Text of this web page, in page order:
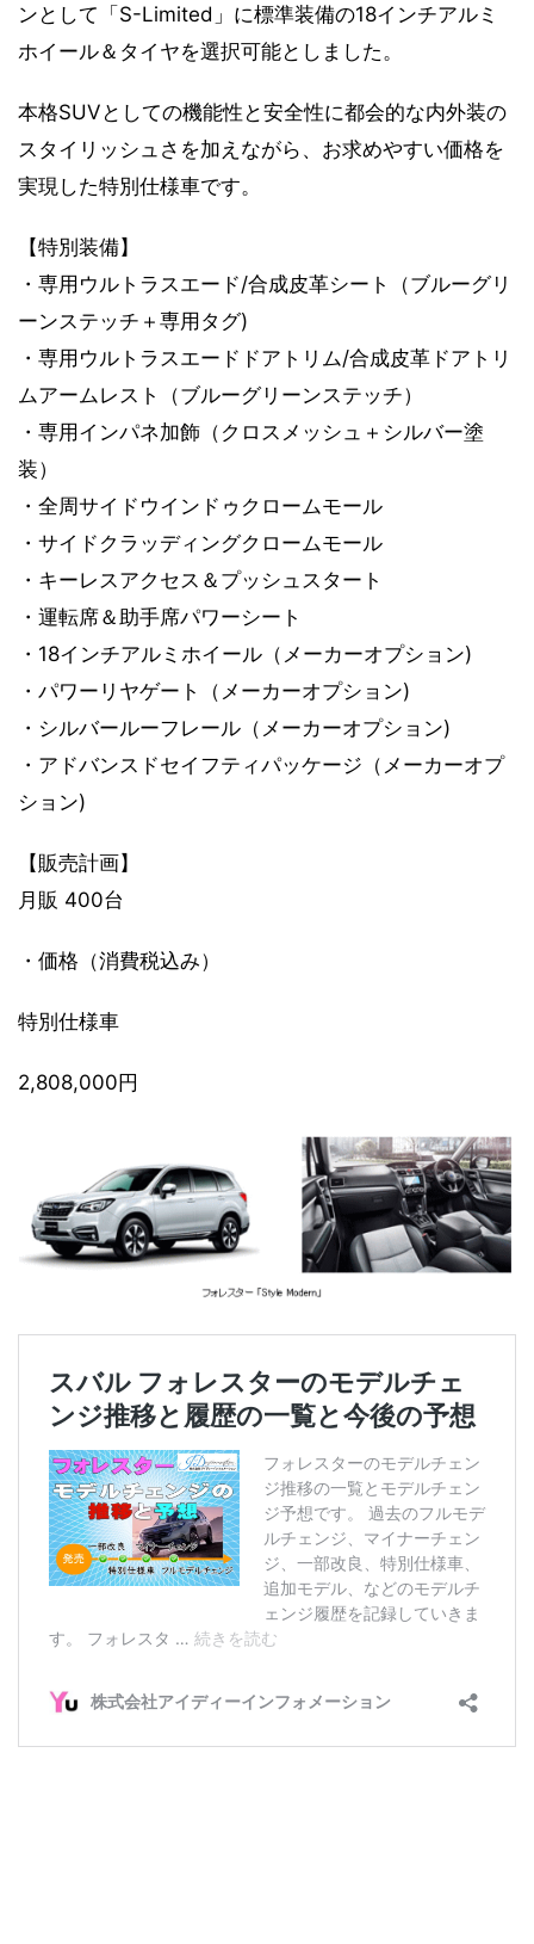
ンとして「S-Limited」に標準装備の18インチアルミ
ホイール＆タイヤを選択可能としました。
本格SUVとしての機能性と安全性に都会的な内外装の
スタイリッシュさを加えながら、お求めやすい価格を
実現した特別仕様車です。
【特別装備】
・専用ウルトラスエード/合成皮革シート（ブルーグリ
ーンステッチ＋専用タグ)
・専用ウルトラスエードドアトリム/合成皮革ドアトリ
ムアームレスト（ブルーグリーンステッチ）
・専用インパネ加飾（クロスメッシュ＋シルバー塗
装）
・全周サイドウインドゥクロームモール
・サイドクラッディングクロームモール
・キーレスアクセス＆プッシュスタート
・運転席＆助手席パワーシート
・18インチアルミホイール（メーカーオプション)
・パワーリヤゲート（メーカーオプション)
・シルバールーフレール（メーカーオプション)
・アドバンスドセイフティパッケージ（メーカーオプ
ション)
【販売計画】
月販 400台
・価格（消費税込み）
特別仕様車
2,808,000円